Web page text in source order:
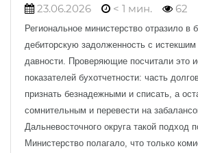
23.06.2026 < 1 мин. 62
Региональное министерство отразило в
дебиторскую задолженность с
давности. Проверяющие посчитали это
показателей бухотчетности: часть
признать безнадежными и списать, а
сомнительным и перевести на
Дальневосточного округа такой подход
Министерство полагало, что только